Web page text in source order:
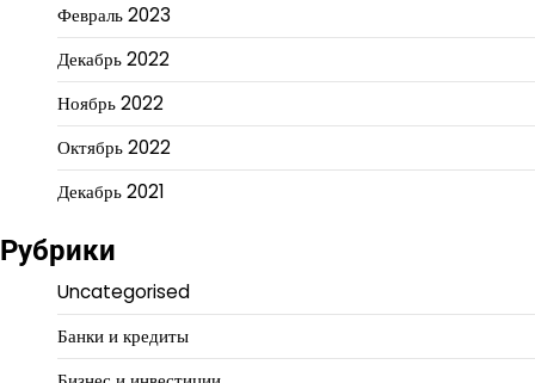
Февраль 2023
Декабрь 2022
Ноябрь 2022
Октябрь 2022
Декабрь 2021
Рубрики
Uncategorised
Банки и кредиты